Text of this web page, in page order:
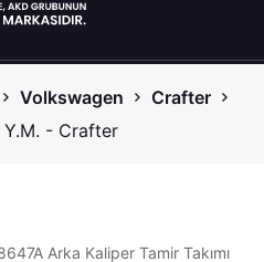
Volkswagen
Crafter
Y.M. - Crafter